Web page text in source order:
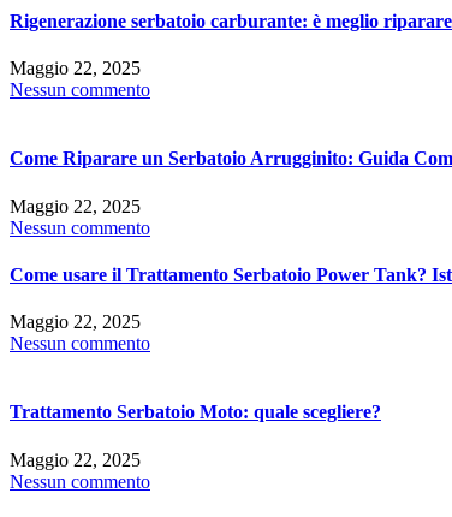
Rigenerazione serbatoio carburante: è meglio
Maggio 22, 2025
Nessun commento
Come Riparare un Serbatoio Arrugginito: Guida
Maggio 22, 2025
Nessun commento
Come usare il Trattamento Serbatoio Power Tank?
Maggio 22, 2025
Nessun commento
Trattamento Serbatoio Moto: quale scegliere?
Maggio 22, 2025
Nessun commento